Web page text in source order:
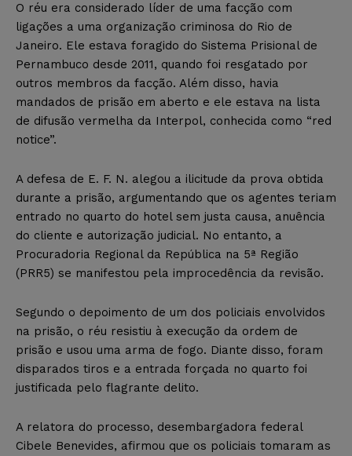
O réu era considerado líder de uma facção com
ligações a uma organização criminosa do Rio de
Janeiro. Ele estava foragido do Sistema Prisional de
Pernambuco desde 2011, quando foi resgatado por
outros membros da facção. Além disso, havia
mandados de prisão em aberto e ele estava na lista
de difusão vermelha da Interpol, conhecida como “red
notice”.
A defesa de E. F. N. alegou a ilicitude da prova obtida
durante a prisão, argumentando que os agentes teriam
entrado no quarto do hotel sem justa causa, anuência
do cliente e autorização judicial. No entanto, a
Procuradoria Regional da República na 5ª Região
(PRR5) se manifestou pela improcedência da revisão.
Segundo o depoimento de um dos policiais envolvidos
na prisão, o réu resistiu à execução da ordem de
prisão e usou uma arma de fogo. Diante disso, foram
disparados tiros e a entrada forçada no quarto foi
justificada pelo flagrante delito.
A relatora do processo, desembargadora federal
Cibele Benevides, afirmou que os policiais tomaram as